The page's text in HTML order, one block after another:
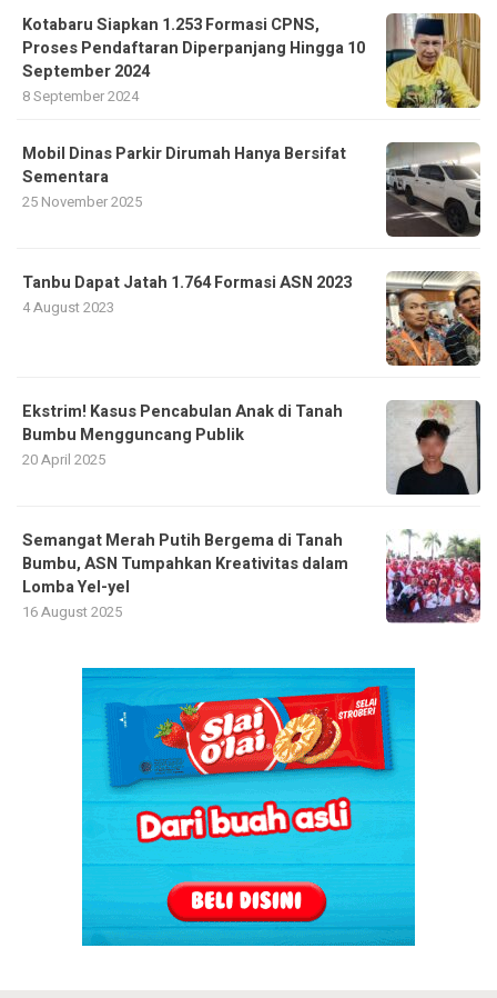
Kotabaru Siapkan 1.253 Formasi CPNS,
Proses Pendaftaran Diperpanjang Hingga 10
September 2024
8 September 2024
Mobil Dinas Parkir Dirumah Hanya Bersifat
Sementara
25 November 2025
Tanbu Dapat Jatah 1.764 Formasi ASN 2023
4 August 2023
Ekstrim! Kasus Pencabulan Anak di Tanah
Bumbu Mengguncang Publik
20 April 2025
Semangat Merah Putih Bergema di Tanah
Bumbu, ASN Tumpahkan Kreativitas dalam
Lomba Yel-yel
16 August 2025